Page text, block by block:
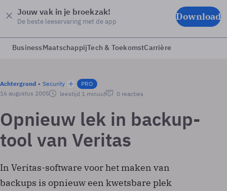
Jouw vak in je broekzak!
De beste leeservaring met de app Download
BusinessMaatschappijTech & ToekomstCarrière
Achtergrond Security
PRO
16 augustus 2005
leestijd 1 minuut 0 reacties
Opnieuw lek in backup-
tool van Veritas
In Veritas-software voor het maken van
backups is opnieuw een kwetsbare plek